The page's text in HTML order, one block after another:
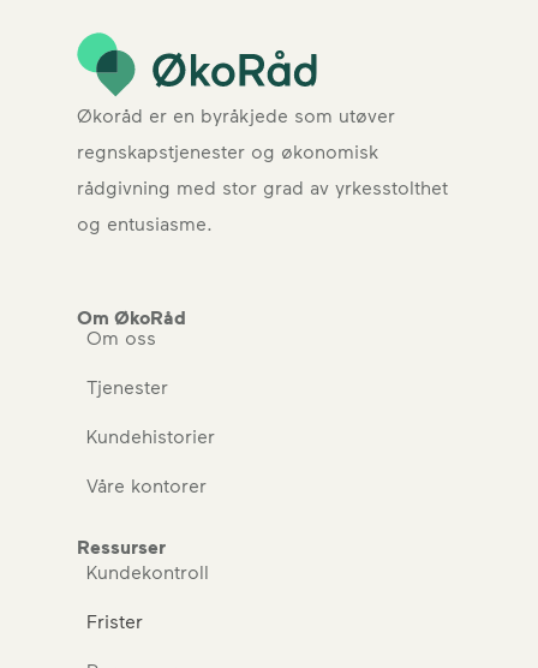
Økoråd er en byråkjede som utøver
regnskapstjenester og økonomisk
rådgivning med stor grad av yrkesstolthet
og entusiasme.
Om ØkoRåd
Om oss
Tjenester
Kundehistorier
Våre kontorer
Ressurser
Kundekontroll
Frister